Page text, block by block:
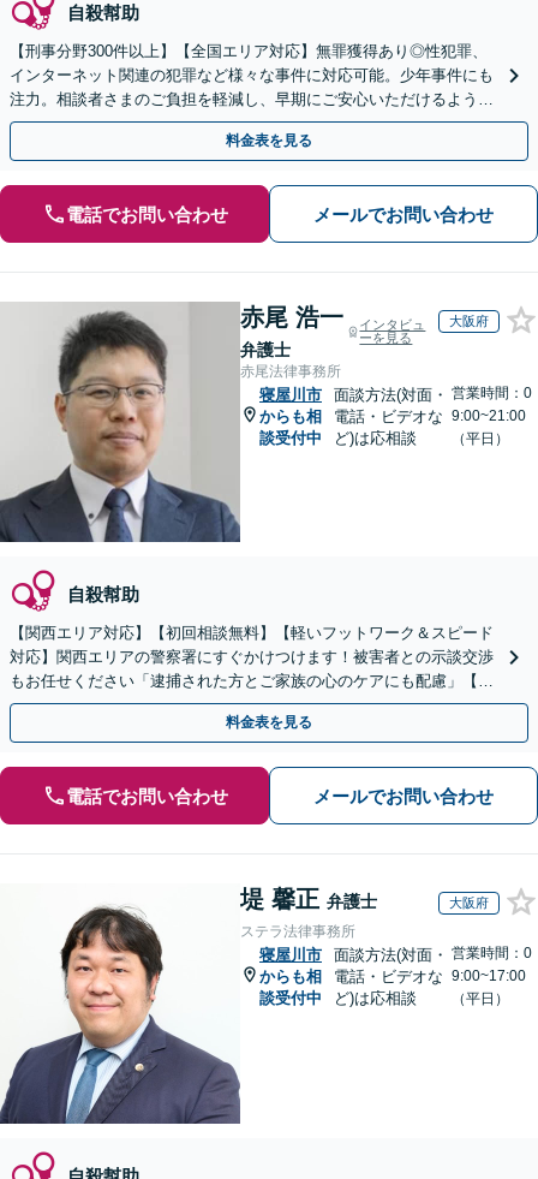
自殺幇助
【刑事分野300件以上】【全国エリア対応】無罪獲得あり◎性犯罪、
インターネット関連の犯罪など様々な事件に対応可能。少年事件にも
注力。相談者さまのご負担を軽減し、早期にご安心いただけるよう尽
力します【遠方のご依頼可】【裁判員裁判の経験あり】
料金表を見る
電話でお問い合わせ メールでお問い合わせ
赤尾 浩一
弁護士
インタビュ
ーを見る
大阪府
赤尾法律事務所
寝屋川市
からも相
談受付中
面談方法(対面・
電話・ビデオな
ど)は応相談
営業時間：0
9:00~21:00
（平日）
自殺幇助
【関西エリア対応】【初回相談無料】【軽いフットワーク＆スピード
対応】関西エリアの警察署にすぐかけつけます！被害者との示談交渉
もお任せください「逮捕された方とご家族の心のケアにも配慮」【休
日・夜間相談可】【電話相談・ビデオ面談対応】
料金表を見る
電話でお問い合わせ メールでお問い合わせ
堤 馨正 弁護士 大阪府
ステラ法律事務所
寝屋川市
からも相
談受付中
面談方法(対面・
電話・ビデオな
ど)は応相談
営業時間：0
9:00~17:00
（平日）